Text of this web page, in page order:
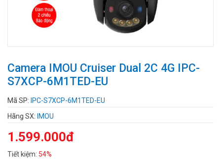
Camera IMOU Cruiser Dual 2C 4G IPC-
S7XCP-6M1TED-EU
Mã SP: IPC-S7XCP-6M1TED-EU
Hãng SX: IMOU
1.599.000đ
Tiết kiệm: 54%